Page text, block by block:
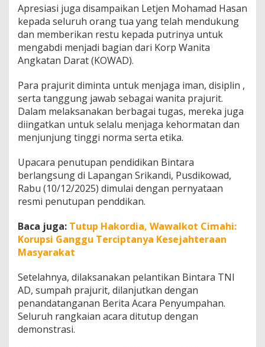
a
,
E
t
i
k
a
n
K
e
h
o
m
a
t
a
n
Apresiasi juga disampaikan Letjen Mohamad Hasan
kepada seluruh orang tua yang telah mendukung
dan memberikan restu kepada putrinya untuk
mengabdi menjadi bagian dari Korp Wanita
Angkatan Darat (KOWAD).
Para prajurit diminta untuk menjaga iman, disiplin ,
serta tanggung jawab sebagai wanita prajurit.
Dalam melaksanakan berbagai tugas, mereka juga
diingatkan untuk selalu menjaga kehormatan dan
menjunjung tinggi norma serta etika.
Upacara penutupan pendidikan Bintara
berlangsung di Lapangan Srikandi, Pusdikowad,
Rabu (10/12/2025) dimulai dengan pernyataan
resmi penutupan penddikan.
Baca juga: Tutup Hakordia, Wawalkot Cimahi:
Korupsi Ganggu Terciptanya Kesejahteraan
Masyarakat
Setelahnya, dilaksanakan pelantikan Bintara TNI
AD, sumpah prajurit, dilanjutkan dengan
penandatanganan Berita Acara Penyumpahan.
Seluruh rangkaian acara ditutup dengan
demonstrasi.